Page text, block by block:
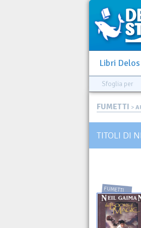
Libri
Sfoglia per
FUMETTI >
TITOLI DI
FUMETTI